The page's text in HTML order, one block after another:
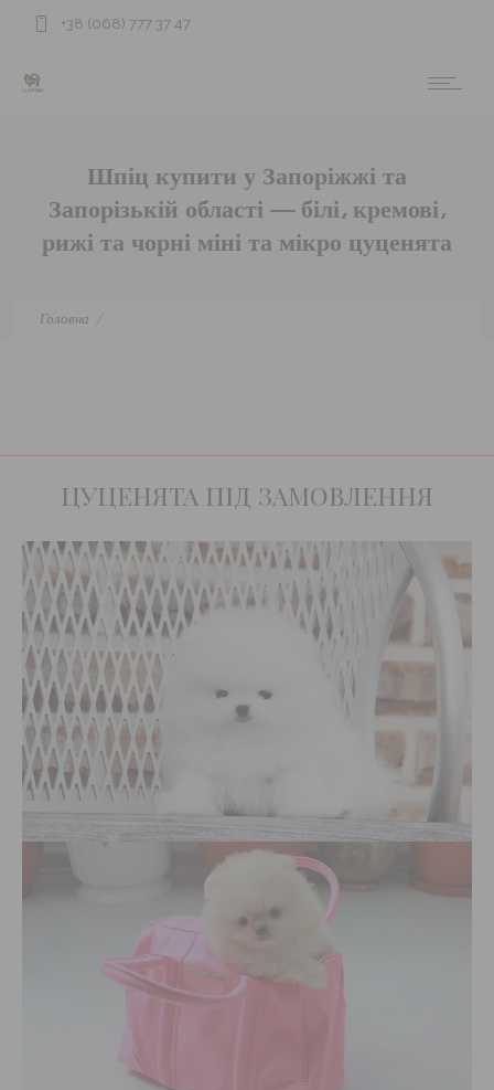
+38 (068) 777 37 47
Шпіц купити у Запоріжжі та
Запорізькій області — білі, кремові,
рижі та чорні міні та мікро цуценята
Головна
ЦУЦЕНЯТА ПІД ЗАМОВЛЕННЯ